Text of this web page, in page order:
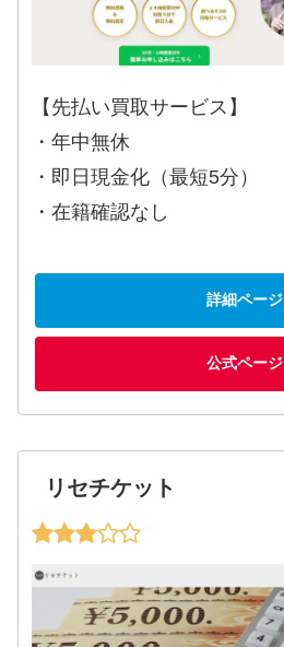
【先払い買取サービス】
・年中無休
・即日現金化（最短5分）
・在籍確認なし
詳細ページ
公式ページ
リセチケット